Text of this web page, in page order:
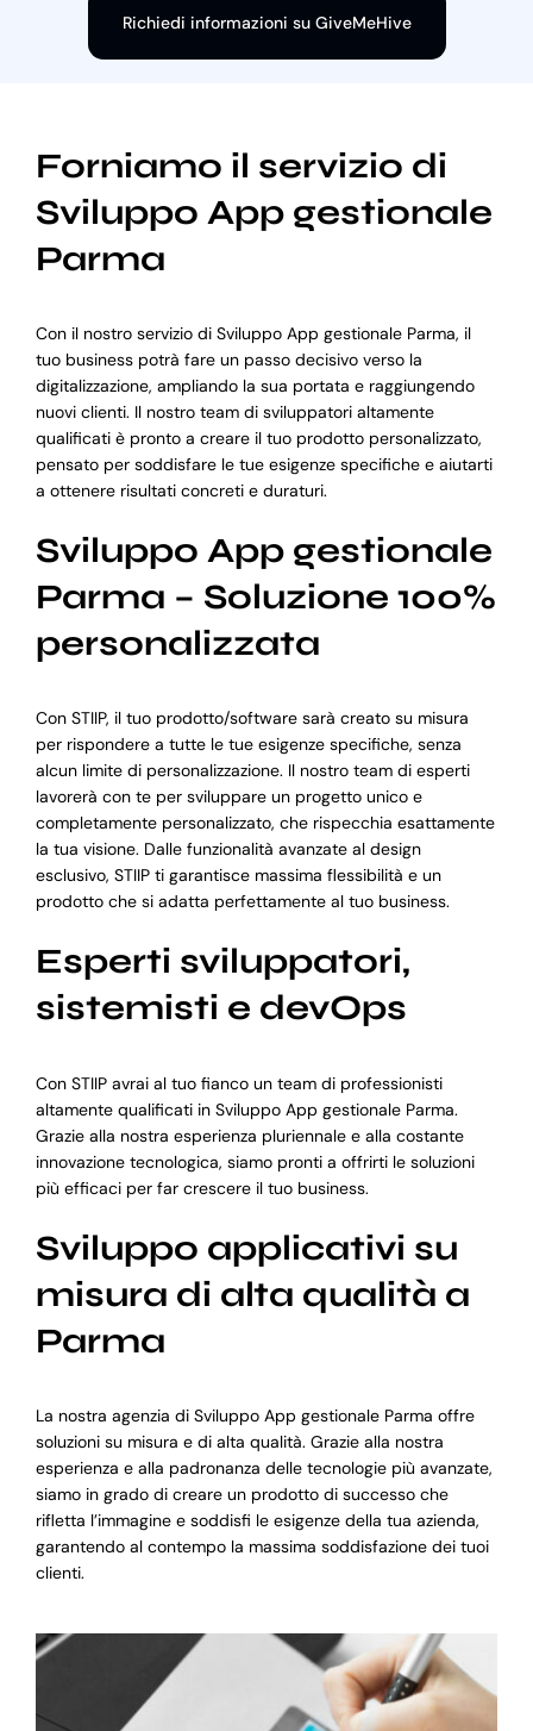
Richiedi informazioni su GiveMeHive
Forniamo il servizio di
Sviluppo App gestionale
Parma
Con il nostro servizio di Sviluppo App gestionale Parma, il
tuo business potrà fare un passo decisivo verso la
digitalizzazione, ampliando la sua portata e raggiungendo
nuovi clienti. Il nostro team di sviluppatori altamente
qualificati è pronto a creare il tuo prodotto personalizzato,
pensato per soddisfare le tue esigenze specifiche e aiutarti
a ottenere risultati concreti e duraturi.
Sviluppo App gestionale
Parma – Soluzione 100%
personalizzata
Con STIIP, il tuo prodotto/software sarà creato su misura
per rispondere a tutte le tue esigenze specifiche, senza
alcun limite di personalizzazione. Il nostro team di esperti
lavorerà con te per sviluppare un progetto unico e
completamente personalizzato, che rispecchia esattamente
la tua visione. Dalle funzionalità avanzate al design
esclusivo, STIIP ti garantisce massima flessibilità e un
prodotto che si adatta perfettamente al tuo business.
Esperti sviluppatori,
sistemisti e devOps
Con STIIP avrai al tuo fianco un team di professionisti
altamente qualificati in Sviluppo App gestionale Parma.
Grazie alla nostra esperienza pluriennale e alla costante
innovazione tecnologica, siamo pronti a offrirti le soluzioni
più efficaci per far crescere il tuo business.
Sviluppo applicativi su
misura di alta qualità a
Parma
La nostra agenzia di Sviluppo App gestionale Parma offre
soluzioni su misura e di alta qualità. Grazie alla nostra
esperienza e alla padronanza delle tecnologie più avanzate,
siamo in grado di creare un prodotto di successo che
rifletta l’immagine e soddisfi le esigenze della tua azienda,
garantendo al contempo la massima soddisfazione dei tuoi
clienti.